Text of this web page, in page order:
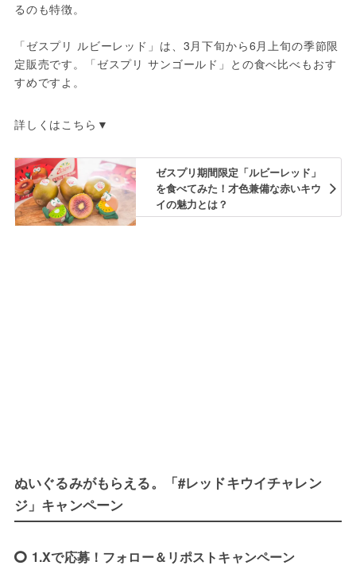
るのも特徴。
「ゼスプリ ルビーレッド」は、3月下旬から6月上旬の季節限
定販売です。「ゼスプリ サンゴールド」との食べ比べもおす
すめですよ。
詳しくはこちら▼
ゼスプリ期間限定「ルビーレッド」
を食べてみた！才色兼備な赤いキウ
イの魅力とは？
ぬいぐるみがもらえる。「#レッドキウイチャレン
ジ」キャンペーン
1.Xで応募！フォロー＆リポストキャンペーン